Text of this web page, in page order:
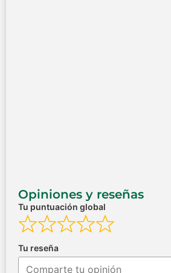
Opiniones y reseñas
Tu puntuación global
Tu reseña